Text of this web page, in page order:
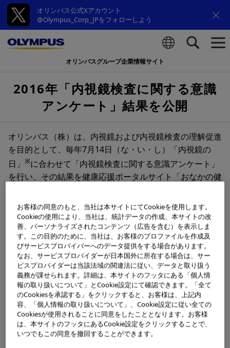
オリンパス公式Xアカウント
@Olympus_Corp_JPをフォローしよう
オリンパスグループ企業情報サイト
2016年「内視鏡検査に関する意識
アンケート」結果を公開
オリンパス（株）は、内視鏡および内視鏡検査の理解促進
を目的として、毎年7月14日（な・い・し）「内視鏡の
日」 ※に合わせて「内視鏡検査に関する意識アンケート」
を行い、その結果を健康応援ポータルサイト「おなかの健
す。
※ 内視鏡の日とは
内視鏡医学のさらなる発展と普及を願い、（財）内視鏡医
学研究振興財団が7月14日を「内視鏡の日」と制定しまし
た。7と14で「内視（ないし）」と読む語呂合わせから日
付が決定され、2006年7月に日本記念日協会より認定を受
けています。
11年目となる今年は新しい胃がん検診制度に関する質問
や、内視鏡検査のイメージについてお聞きし、その結果に
ついて、内視鏡検査の専門医である田坂記念クリニック山
お客様の同意のもと、当社は本サイトにてCookieを使用します。
Cookieの使用により、当社は、統計データの作成、本サイトの改
善、パーソナライズされたコンテンツ（広告を含む）を表示しま
す。この目的のために、当社は、お客様のプロファイルを作成及
びサービスプロバイバーへのデータ提供をする場合があります。
なお、サービスプロバイダーが日本国外に所在する場合は、サー
ビスプロバイダーは当該法域の関連法に従い、データと取り扱う
義務が課せられます。詳細は、本サイトのフッタにある「個人情
報の取り扱いについて」とCookie設定にて確認できます。「全て
のCookiesを承認する」をクリックすると、お客様は、上記内
容、「個人情報の取り扱いについて」、Cookie設定に従い全ての
Cookiesが使用されることに同意をしたこととなります。お客様
は、本サイトのフッタにあるCookie設定をクリックすることで、
いつでもこの同意を撤回することができます。